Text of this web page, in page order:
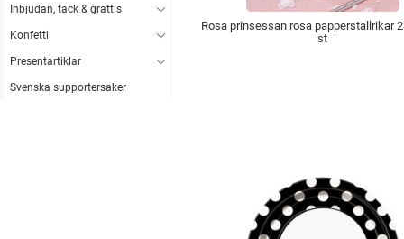
Inbjudan, tack & grattis
Konfetti
Presentartiklar
Svenska supportersaker
Rosa prinsessan rosa papperstallrikar
st